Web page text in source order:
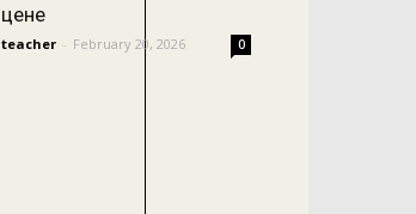
цене
teacher - February 20, 2026 0